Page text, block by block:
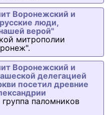
Воронежский и
люди,
верой"
митрополии
Воронежский и
делегацией
посетил древние
паломников